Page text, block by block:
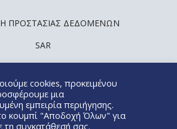
ΠΡΟΣΤΑΣΊΑΣ ΔΕΔΟΜΈΝΩΝ
SAR
Solutions ΑΕ
cookies, προκειμένου
μια
εμπειρία περιήγησης.
κουμπί "Αποδοχή Όλων" για
τη συγκατάθεσή σας.